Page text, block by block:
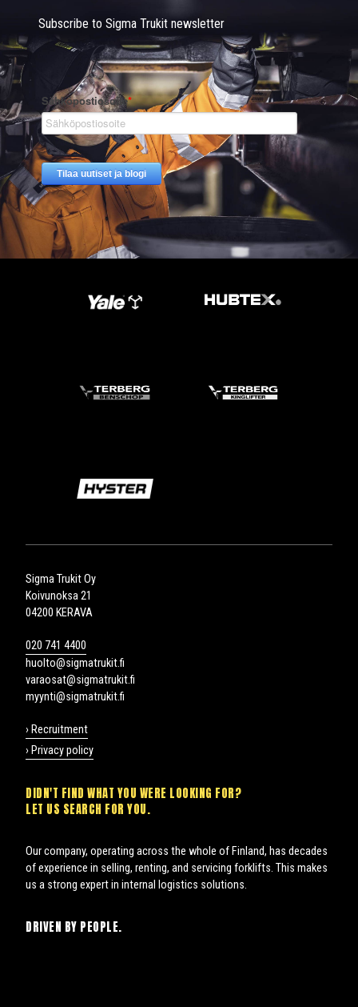
Subscribe to Sigma Trukit newsletter
Sigma Trukit Oy
Koivunoksa 21
04200 KERAVA
020 741 4400
huolto@sigmatrukit.fi
varaosat@sigmatrukit.fi
myynti@sigmatrukit.fi
› Recruitment
› Privacy policy
DIDN'T FIND WHAT YOU WERE LOOKING FOR?
LET US SEARCH FOR YOU.
Our company, operating across the whole of Finland, has decades
of experience in selling, renting, and servicing forklifts. This makes
us a strong expert in internal logistics solutions.
DRIVEN BY PEOPLE.